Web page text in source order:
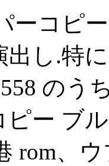
ーコピ
出し.特
のう
ピー ブ
rom、